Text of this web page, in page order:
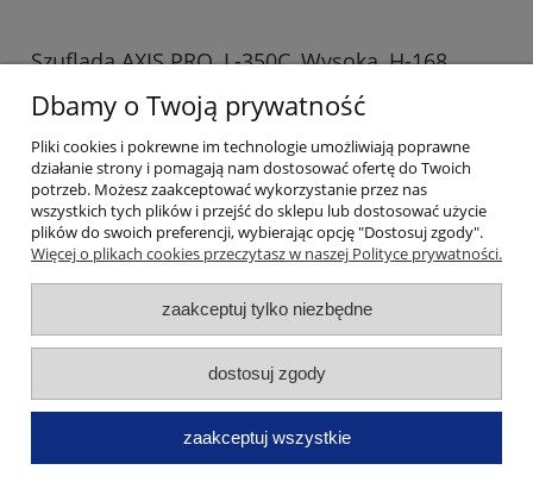
Szuflada AXIS PRO, L-350C, Wysoka, H-168,
Antracyt, 40 kg
108,34 zł
Szuflada AXIS PRO, L-350, Bardzo wysoka, H-
200, Antracyt, 40 kg
Dbamy o Twoją prywatność
Pliki cookies i pokrewne im technologie umożliwiają poprawne
działanie strony i pomagają nam dostosować ofertę do Twoich
potrzeb. Możesz zaakceptować wykorzystanie przez nas
wszystkich tych plików i przejść do sklepu lub dostosować użycie
plików do swoich preferencji, wybierając opcję "Dostosuj zgody".
Więcej o plikach cookies przeczytasz w naszej Polityce prywatności.
zaakceptuj tylko niezbędne
dostosuj zgody
zaakceptuj wszystkie